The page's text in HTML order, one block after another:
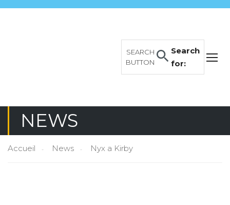
Search
for:
SEARCH
BUTTON
NEWS
Accueil News Nyx a Kirby